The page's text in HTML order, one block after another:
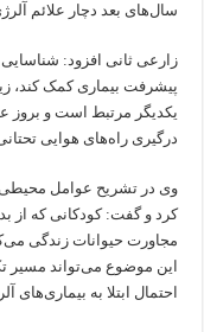
سال‌های بعد دچار علائم
زارعی ثانی افزود: شناسایی
پیشرفت بیماری کمک کند،
یکدیگر مرتبط است و بروز
درگیری راه‌های هوایی
وی در تشریح عوامل محیطی
کرد و گفت: کودکانی که از
مجاورت حیوانات زندگی
این موضوع می‌تواند مسیر
احتمال ابتلا به بیماری‌های